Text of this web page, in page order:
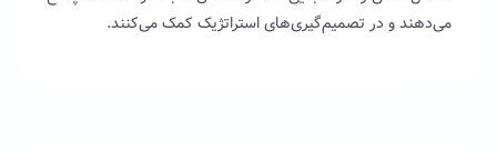
می‌دهند و در تصمیم‌گیری‌های استراتژیک کمک می‌کنند.